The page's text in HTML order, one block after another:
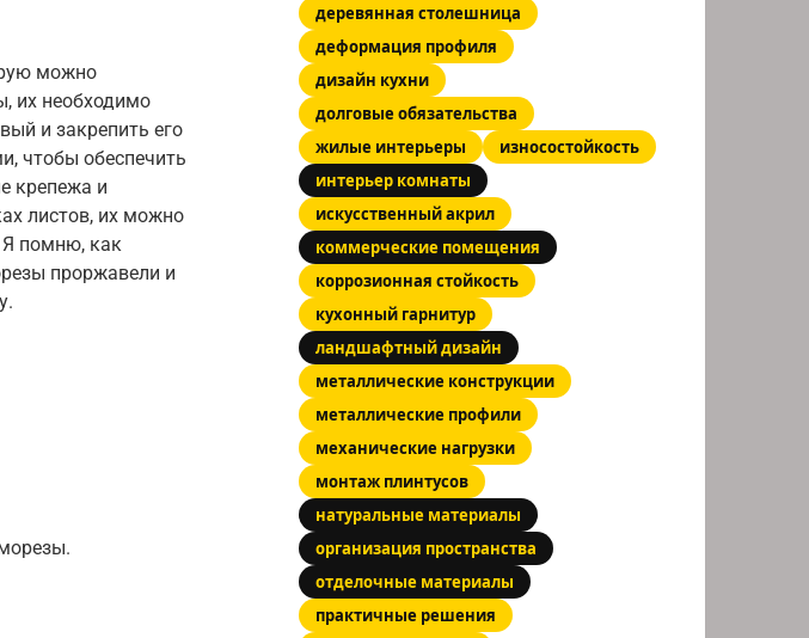
можно
их необходимо
и закрепить его
чтобы обеспечить
крепежа и
листов, их можно
Я помню, как
проржавели и
деревянная столешница
деформация профиля
дизайн кухни
долговые обязательства
жилые интерьеры
износостойкость
интерьер комнаты
искусственный акрил
коммерческие помещения
коррозионная стойкость
кухонный гарнитур
ландшафтный дизайн
металлические конструкции
металлические профили
механические нагрузки
монтаж плинтусов
натуральные материалы
организация пространства
отделочные материалы
практичные решения